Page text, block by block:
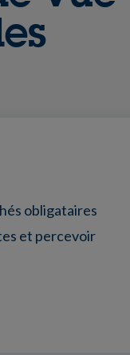
obligataires
et percevoir